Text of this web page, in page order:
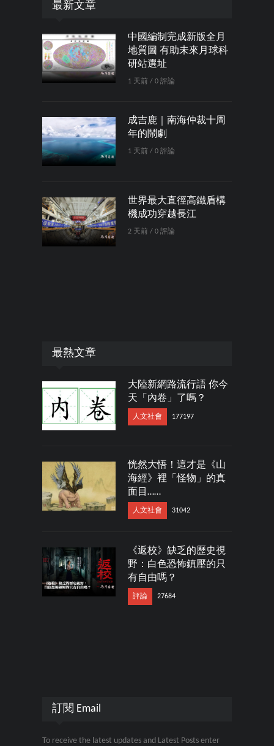
最新文章
中國編制完成新版全月
地質圖 有助未來月球科
研站選址
1 天前 / 0 評論
成吉鹿｜南海仲裁十周
年的鬧劇
1 天前 / 0 評論
世界最大直徑高鐵盾構
機成功穿越長江
2 天前 / 0 評論
最熱文章
大陸新網路流行語 你今
天「內卷」了嗎？
人文社會 177197
恍然大悟！這才是《山
海經》裡「怪物」的真
面目……
人文社會 31042
《返校》缺乏的歷史視
野：白色恐怖鎮壓的只
有自由嗎？
評論 27684
訂閱 Email
To receive the latest updates and Latest Posts enter